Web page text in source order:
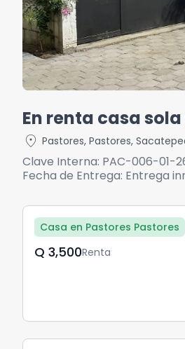
En renta casa
location_on Pastores, Pastores,
Clave Interna: PAC-006-01-
Fecha de Entrega: Entrega
Casa en Pastores Pastores
Q	3,500Renta